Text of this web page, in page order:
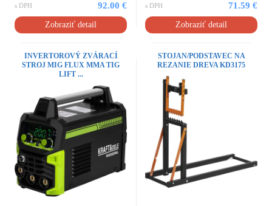
s DPH 92.00 €
Zobraziť detail
s DPH 71.59 €
Zobraziť detail
INVERTOROVÝ ZVÁRACÍ
STROJ MIG FLUX MMA TIG
LIFT ...
STOJAN/PODSTAVEC NA
REZANIE DREVA KD3175